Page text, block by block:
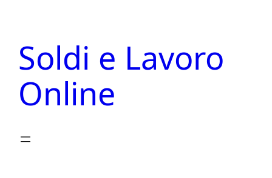
contenuto
Soldi e Lavoro
Online